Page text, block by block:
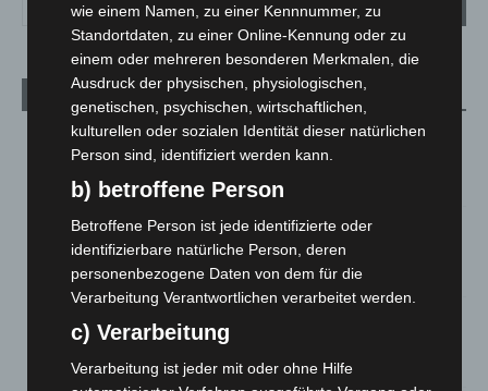
Kunst trifft Weingenuss: Barbara-Susann Mehring zeigt ihre
Werke im Jacques’ Wein-Depot Isernhagen
8. August 2026
A2: Zweite Turbobaustelle startet zwischen Hannover-West
und Bothfeld
8. August 2026
Waldbrandeinsatz aus Spanien zurück
7. August 2026
wie einem Namen, zu einer Kennnummer, zu
Standortdaten, zu einer Online-Kennung oder zu
einem oder mehreren besonderen Merkmalen, die
Ausdruck der physischen, physiologischen,
genetischen, psychischen, wirtschaftlichen,
kulturellen oder sozialen Identität dieser natürlichen
Person sind, identifiziert werden kann.
b) betroffene Person
Betroffene Person ist jede identifizierte oder
identifizierbare natürliche Person, deren
personenbezogene Daten von dem für die
Verarbeitung Verantwortlichen verarbeitet werden.
c) Verarbeitung
Verarbeitung ist jeder mit oder ohne Hilfe